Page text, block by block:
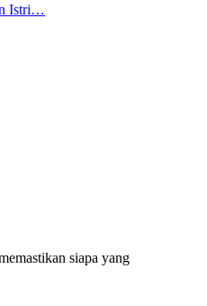
Istri…
siapa yang